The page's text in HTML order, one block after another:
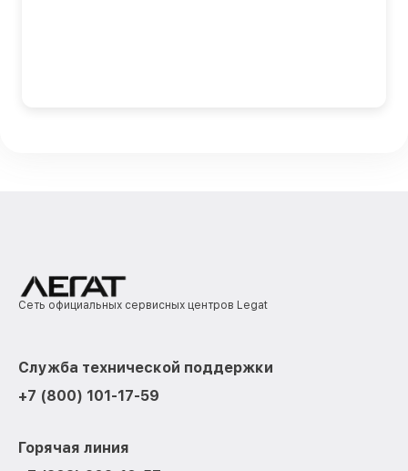
Сеть официальных сервисных центров Legat
Служба технической поддержки
+7 (800) 101-17-59
Горячая линия